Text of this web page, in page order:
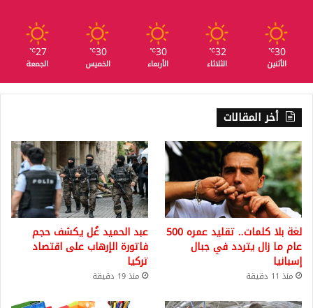
30
℃
الأثنين
32
℃
الثلاثاء
30
℃
الأربعاء
30
℃
الخميس
27
℃
الجمعة
أخر المقالات
لغة بلا كلمات.. تقليد عمره 500
عام ما زال يتردد في جبال
إسبانيا
منذ 11 دقيقة
عبد الحميد غُل يكشف حجم
فاتورة الإرهاب على اقتصاد
تركيا
منذ 19 دقيقة